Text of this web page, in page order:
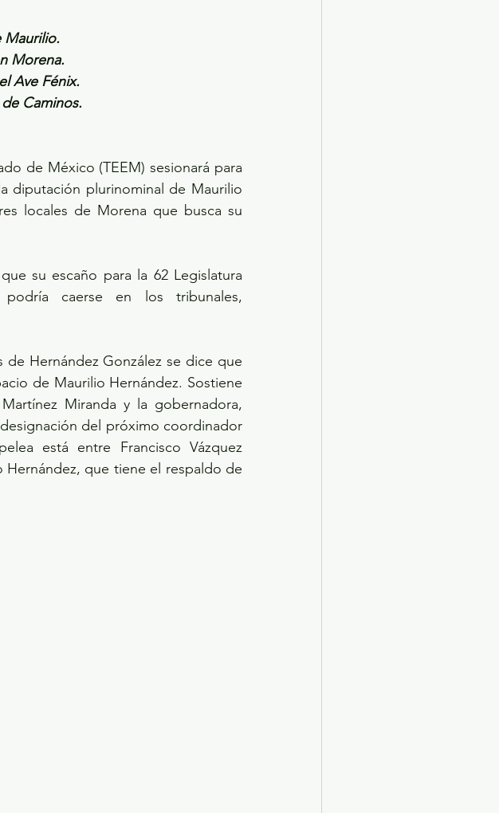
Maurilio.
Morena.
Ave Fénix.
Caminos.
de México (TEEM) sesionará para
diputación plurinominal de Maurilio
locales de Morena que busca su
su escaño para la 62 Legislatura
caerse en los tribunales,
Hernández González se dice que
de Maurilio Hernández. Sostiene
Miranda y la gobernadora,
del próximo coordinador
está entre Francisco Vázquez
que tiene el respaldo de